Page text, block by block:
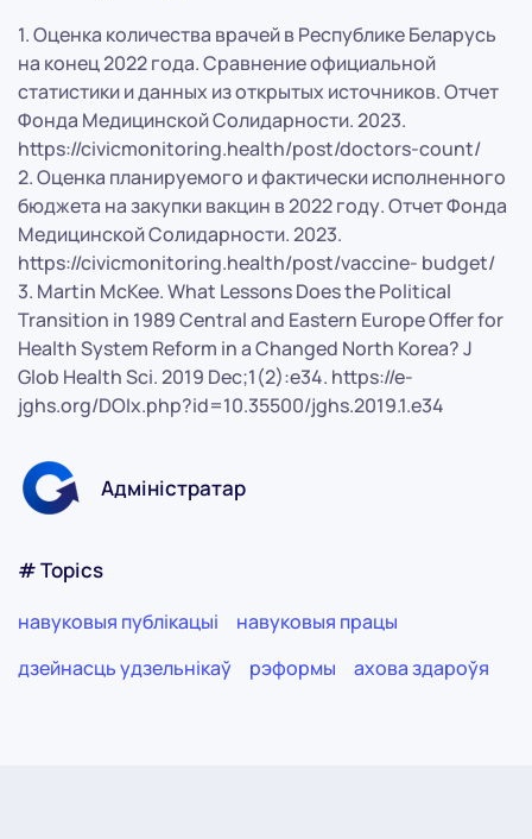
# Topics
навуковыя публікацыі
навуковыя працы
дзейнасць удзельнікаў
рэформы ахова здароўя
1. Оценка количества врачей в Республике Беларусь
на конец 2022 года. Сравнение официальной
статистики и данных из открытых источников. Отчет
Фонда Медицинской Солидарности. 2023.
https://civicmonitoring.health/post/doctors-count/
2. Оценка планируемого и фактически исполненного
бюджета на закупки вакцин в 2022 году. Отчет Фонда
Медицинской Солидарности. 2023.
https://civicmonitoring.health/post/vaccine- budget/
3. Martin McKee. What Lessons Does the Political
Transition in 1989 Central and Eastern Europe Offer for
Health System Reform in a Changed North Korea? J
Glob Health Sci. 2019 Dec;1(2):e34. https://e-
jghs.org/DOIx.php?id=10.35500/jghs.2019.1.e34
Адміністратар